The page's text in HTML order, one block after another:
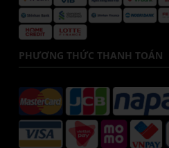
PHƯƠNG THỨC THANH TOÁN